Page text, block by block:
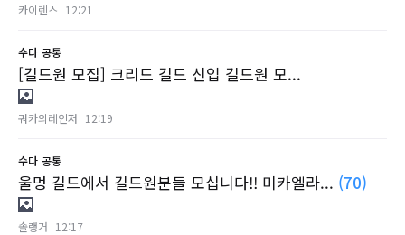
카이렌스 12:21
수다 공통
[길드원 모집] 크리드 길드 신입 길드원 모...
쿼카의레인저 12:19
수다 공통
울멍 길드에서 길드원분들 모십니다!! 미카엘라... (70)
솔랭거 12:17